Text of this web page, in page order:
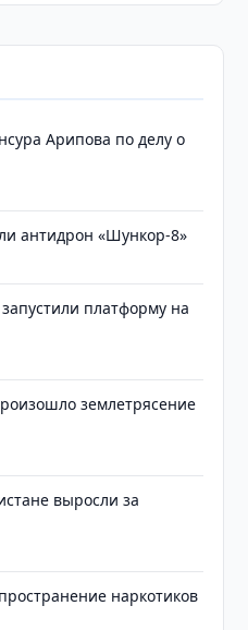
Арипова по делу о
антидрон «Шункор-8»
платформу на
землетрясение
выросли за
наркотиков